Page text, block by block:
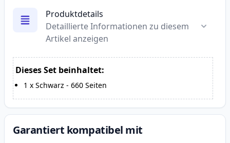
Produktdetails
Detaillierte Informationen zu diesem
Artikel anzeigen
Dieses Set beinhaltet:
1 x Schwarz - 660 Seiten
Garantiert kompatibel mit